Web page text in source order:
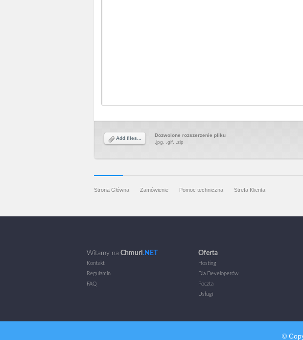
Add files...
Dozwolone rozszerzenie pliku
.jpg, .gif, .zip
Strona Główna Zamówienie Pomoc techniczna Strefa Klienta
Witamy na Chmuri.NET
Kontakt
Regulamin
FAQ
Oferta
Hosting
Dla Developerów
Poczta
Usługi
©